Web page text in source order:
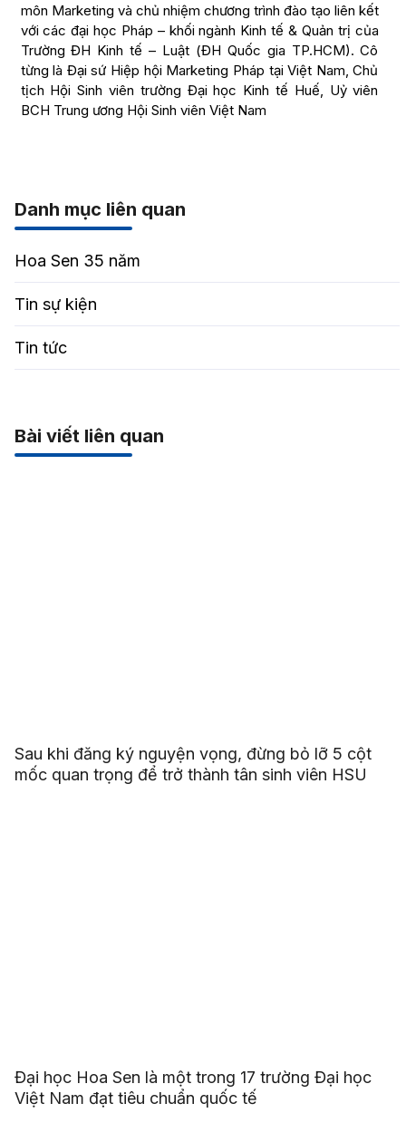
môn Marketing và chủ nhiệm chương trình đào tạo liên kết
với các đại học Pháp – khối ngành Kinh tế & Quản trị của
Trường ĐH Kinh tế – Luật (ĐH Quốc gia TP.HCM). Cô
từng là Đại sứ Hiệp hội Marketing Pháp tại Việt Nam, Chủ
tịch Hội Sinh viên trường Đại học Kinh tế Huế, Uỷ viên
BCH Trung ương Hội Sinh viên Việt Nam
Danh mục liên quan
Hoa Sen 35 năm
Tin sự kiện
Tin tức
Bài viết liên quan
Sau khi đăng ký nguyện vọng, đừng bỏ lỡ 5 cột
mốc quan trọng để trở thành tân sinh viên HSU
Đại học Hoa Sen là một trong 17 trường Đại học
Việt Nam đạt tiêu chuẩn quốc tế